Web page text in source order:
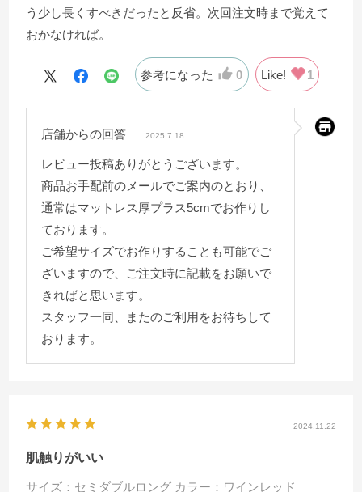
う少し長くすべきだったと反省。次回注文時まで覚えて
おかなければ。
参考になった 0 Like! 1
店舗からの回答 2025.7.18
レビュー投稿ありがとうございます。
商品お手配前のメールでご案内のとおり、
通常はマットレス厚プラス5cmでお作りし
ております。
ご希望サイズでお作りすることも可能でご
ざいますので、ご注文時に記載をお願いで
きればと思います。
スタッフ一同、またのご利用をお待ちして
おります。
2024.11.22
肌触りがいい
サイズ：セミダブルロング カラー：ワインレッド